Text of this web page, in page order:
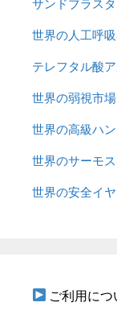
サンドブラス
世界の人工呼
テレフタル酸
世界の弱視市
世界の高級ハ
世界のサーモ
世界の安全イ
ご利用につ